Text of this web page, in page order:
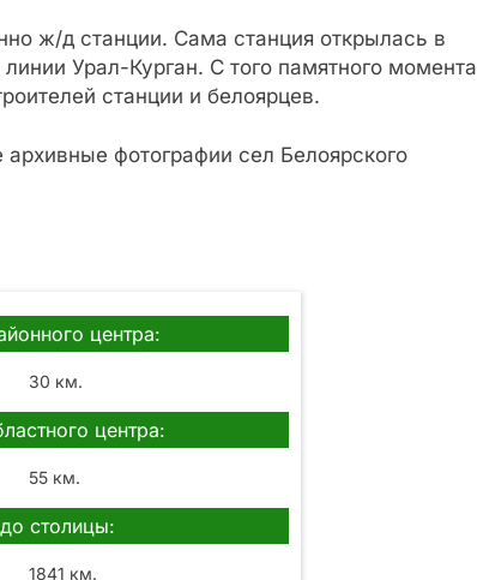
ж/д станции. Сама станция открылась в
Урал-Курган. С того памятного момента
станции и белоярцев.
фотографии сел Белоярского
центра:
30 км.
центра:
55 км.
столицы:
1841 км.